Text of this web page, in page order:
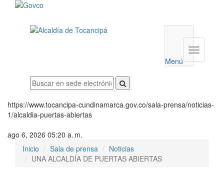
utilidades
Menú
Menú
https://www.tocancipa-cundinamarca.gov.co/sala-prensa/noticias-
1/alcaldia-puertas-abiertas
ago 6, 2026 05:20 a. m.
Inicio
Sala de prensa
Noticias
UNA ALCALDÍA DE PUERTAS ABIERTAS